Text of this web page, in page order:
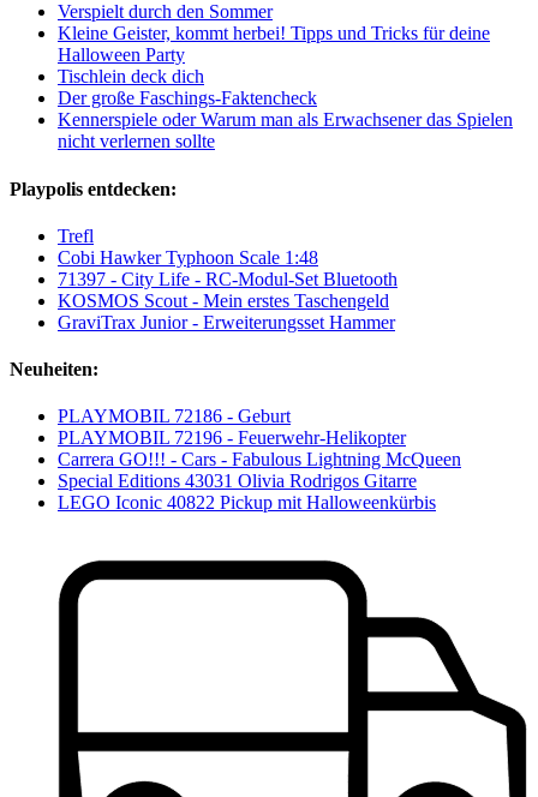
Verspielt durch den Sommer
Kleine Geister, kommt herbei! Tipps und Tricks für deine
Halloween Party
Tischlein deck dich
Der große Faschings-Faktencheck
Kennerspiele oder Warum man als Erwachsener das Spielen
nicht verlernen sollte
Playpolis entdecken:
Trefl
Cobi Hawker Typhoon Scale 1:48
71397 - City Life - RC-Modul-Set Bluetooth
KOSMOS Scout - Mein erstes Taschengeld
GraviTrax Junior - Erweiterungsset Hammer
Neuheiten:
PLAYMOBIL 72186 - Geburt
PLAYMOBIL 72196 - Feuerwehr-Helikopter
Carrera GO!!! - Cars - Fabulous Lightning McQueen
Special Editions 43031 Olivia Rodrigos Gitarre
LEGO Iconic 40822 Pickup mit Halloweenkürbis